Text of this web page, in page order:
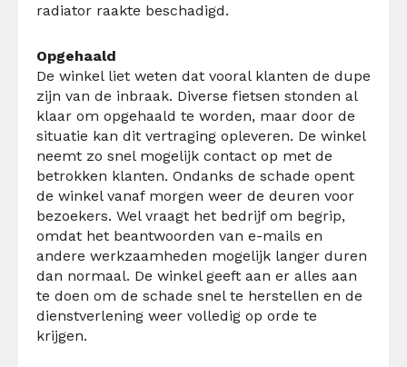
radiator raakte beschadigd.
Opgehaald
De winkel liet weten dat vooral klanten de dupe
zijn van de inbraak. Diverse fietsen stonden al
klaar om opgehaald te worden, maar door de
situatie kan dit vertraging opleveren. De winkel
neemt zo snel mogelijk contact op met de
betrokken klanten. Ondanks de schade opent
de winkel vanaf morgen weer de deuren voor
bezoekers. Wel vraagt het bedrijf om begrip,
omdat het beantwoorden van e-mails en
andere werkzaamheden mogelijk langer duren
dan normaal. De winkel geeft aan er alles aan
te doen om de schade snel te herstellen en de
dienstverlening weer volledig op orde te
krijgen.